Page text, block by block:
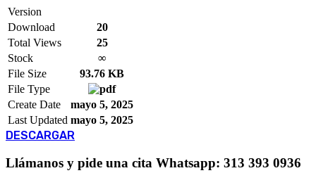
Version
Download
20
Total Views
25
Stock
∞
File Size
93.76 KB
File Type
Create Date
mayo 5, 2025
Last Updated mayo 5, 2025
DESCARGAR
Llámanos y pide una cita Whatsapp: 313 393 0936